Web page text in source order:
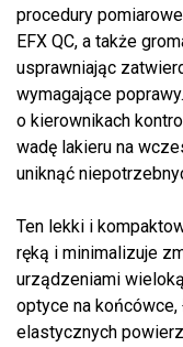
procedury
EFX QC, a także
usprawniając
wymagające
o kierownikach
wadę lakieru na
uniknąć
Ten lekki i
ręką i minimalizuje
urządzeniami
optyce na
elastycznych